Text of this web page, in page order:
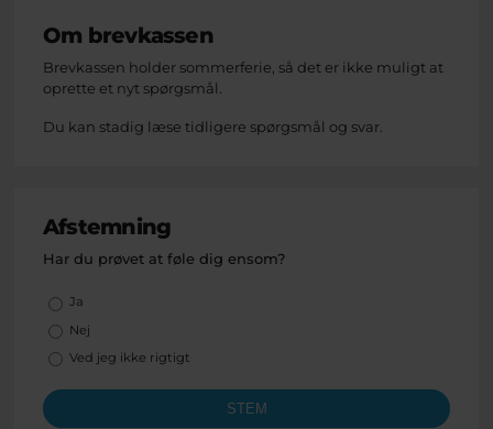
Om brevkassen
Brevkassen holder sommerferie, så det er ikke muligt at
oprette et nyt spørgsmål.
Du kan stadig læse tidligere spørgsmål og svar.
Afstemning
Har du prøvet at føle dig ensom?
Valgmuligheder
Ja
Nej
Ved jeg ikke rigtigt